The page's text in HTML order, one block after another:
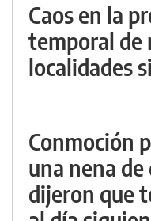
Caos en la
temporal de
localidades
Conmoción
una nena de
dijeron que